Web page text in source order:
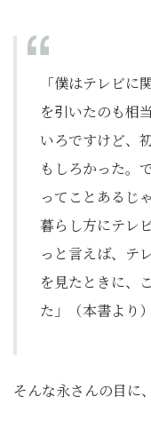
「僕はテレビ
を引いたのも相
いろですけど、
もしろかった。
ってことあるじ
暮らし方にテレ
っと言えば、テ
を見たときに、
た」（本書より）
そんな永さんの目に